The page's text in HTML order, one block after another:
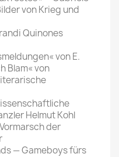
von Krieg und
Quinones
von E.
Blam« von
Helmut Kohl
der
— Gameboys fürs